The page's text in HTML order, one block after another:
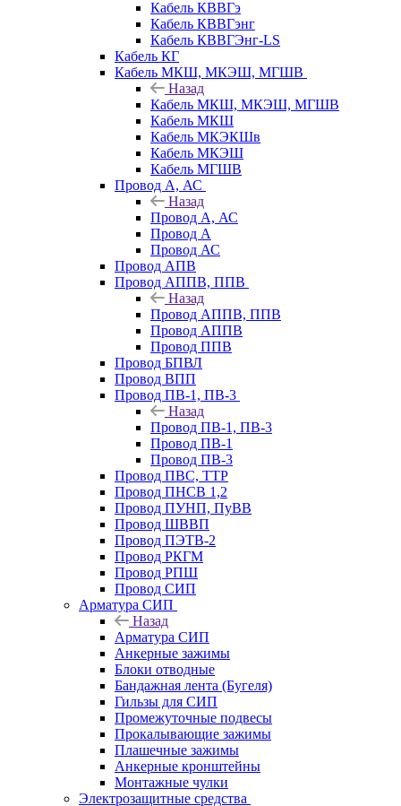
Кабель КВВГэ
Кабель КВВГэнг
Кабель КВВГЭнг-LS
Кабель КГ
Кабель МКШ, МКЭШ, МГШВ
Назад
Кабель МКШ, МКЭШ, МГШВ
Кабель МКШ
Кабель МКЭКШв
Кабель МКЭШ
Кабель МГШВ
Провод А, АС
Назад
Провод А, АС
Провод А
Провод АС
Провод АПВ
Провод АППВ, ППВ
Назад
Провод АППВ, ППВ
Провод АППВ
Провод ППВ
Провод БПВЛ
Провод ВПП
Провод ПВ-1, ПВ-3
Назад
Провод ПВ-1, ПВ-3
Провод ПВ-1
Провод ПВ-3
Провод ПВС, ТТР
Провод ПНСВ 1,2
Провод ПУНП, ПуВВ
Провод ШВВП
Провод ПЭТВ-2
Провод РКГМ
Провод РПШ
Провод СИП
Арматура СИП
Назад
Арматура СИП
Анкерные зажимы
Блоки отводные
Бандажная лента (Бугеля)
Гильзы для СИП
Промежуточные подвесы
Прокалывающие зажимы
Плашечные зажимы
Анкерные кронштейны
Монтажные чулки
Электрозащитные средства